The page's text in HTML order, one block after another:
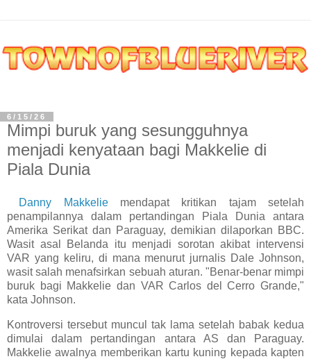
6/15/26
Mimpi buruk yang sesungguhnya
menjadi kenyataan bagi Makkelie di
Piala Dunia
Danny Makkeliemendapat kritikan tajam setelah
penampilannya dalam pertandingan Piala Dunia antara
Amerika Serikat dan Paraguay, demikian dilaporkan BBC.
Wasit asal Belanda itu menjadi sorotan akibat intervensi
VAR yang keliru, di mana menurut jurnalis Dale Johnson,
wasit salah menafsirkan sebuah aturan. "Benar-benar mimpi
buruk bagi Makkelie dan VAR Carlos del Cerro Grande,"
kata Johnson.
Kontroversi tersebut muncul tak lama setelah babak kedua
dimulai dalam pertandingan antara AS dan Paraguay.
Makkelie awalnya memberikan kartu kuning kepada kapten